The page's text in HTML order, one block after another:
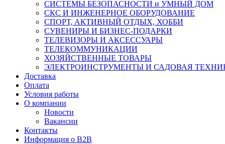
СИСТЕМЫ БЕЗОПАСНОСТИ и УМНЫЙ ДОМ
СКС И ИНЖЕНЕРНОЕ ОБОРУДОВАНИЕ
СПОРТ, АКТИВНЫЙ ОТДЫХ, ХОББИ
СУВЕНИРЫ И БИЗНЕС-ПОДАРКИ
ТЕЛЕВИЗОРЫ И АКСЕССУАРЫ
ТЕЛЕКОММУНИКАЦИИ
ХОЗЯЙСТВЕННЫЕ ТОВАРЫ
ЭЛЕКТРОИНСТРУМЕНТЫ И САДОВАЯ
Доставка
Оплата
Условия работы
О компании
Новости
Вакансии
Контакты
Информация о B2B